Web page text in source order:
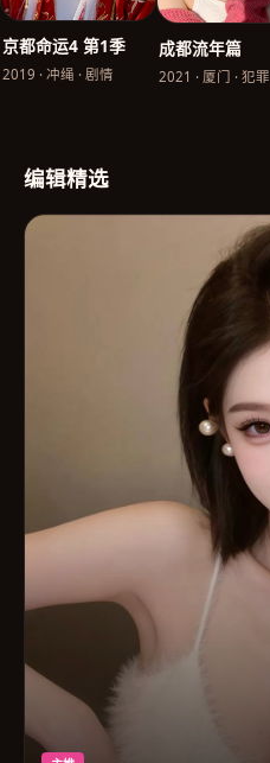
京都命运4 第1季
2019 · 冲绳 · 剧情
成都流年篇
2021 · 厦门 · 犯罪
编辑精选